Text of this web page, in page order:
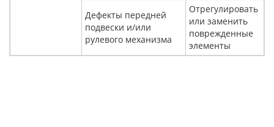
Дефекты передней
подвески и/или
рулевого механизма
Отрегулировать
или заменить
поврежденные
элементы